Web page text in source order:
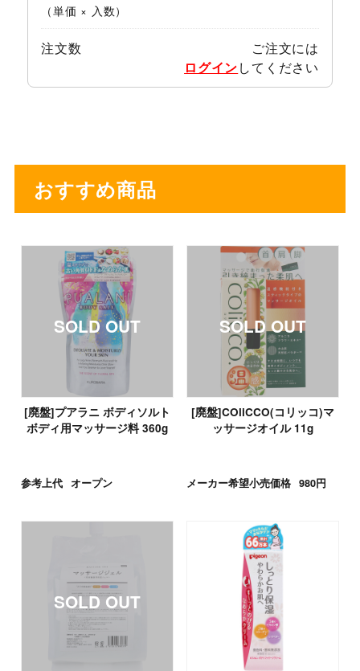
（単価 × 入数）
注文数
ご注文には
ログインしてください
おすすめ商品
[廃盤]プアラニ ボディソルト
ボディ用マッサージ料 360g
参考上代 オープン
[廃盤]COliCCO(コリッコ)マ
ッサージオイル 11g
メーカー希望小売価格 980円